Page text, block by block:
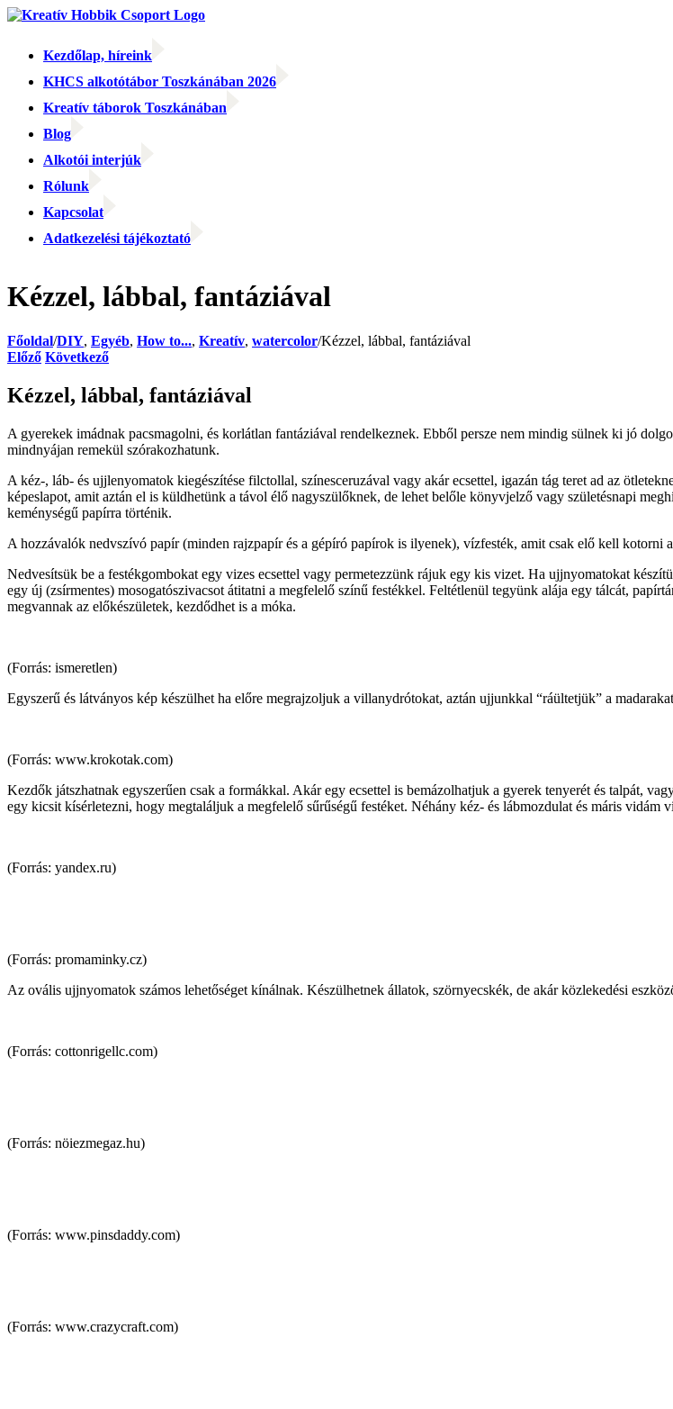
Kihagyás
Kezdőlap, híreink
KHCS alkotótábor Toszkánában 2026
Kreatív táborok Toszkánában
Blog
Alkotói interjúk
Rólunk
Kapcsolat
Adatkezelési tájékoztató
Kézzel, lábbal, fantáziával
Főoldal/DIY, Egyéb, How to..., Kreatív, watercolor/Kézzel, lábbal, fantáziával
Előző Következő
Kézzel, lábbal, fantáziával
A gyerekek imádnak pacsmagolni, és korlátlan fantáziával rendelkeznek. Ebből persze nem mindig sülnek ki jó
mindnyájan remekül szórakozhatunk.
A kéz-, láb- és ujjlenyomatok kiegészítése filctollal, színesceruzával vagy akár ecsettel, igazán tág teret ad az
képeslapot, amit aztán el is küldhetünk a távol élő nagyszülőknek, de lehet belőle könyvjelző vagy születésnapi
keménységű papírra történik.
A hozzávalók nedvszívó papír (minden rajzpapír és a gépíró papírok is ilyenek), vízfesték, amit csak elő kell kotorni
Nedvesítsük be a festékgombokat egy vizes ecsettel vagy permetezzünk rájuk egy kis vizet. Ha ujjnyomatokat
egy új (zsírmentes) mosogatószivacsot átitatni a megfelelő színű festékkel. Feltétlenül tegyünk alája egy tálcát,
megvannak az előkészületek, kezdődhet is a móka.
(Forrás: ismeretlen)
Egyszerű és látványos kép készülhet ha előre megrajzoljuk a villanydrótokat, aztán ujjunkkal “ráültetjük” a
(Forrás: www.krokotak.com)
Kezdők játszhatnak egyszerűen csak a formákkal. Akár egy ecsettel is bemázolhatjuk a gyerek tenyerét és talpát,
egy kicsit kísérletezni, hogy megtaláljuk a megfelelő sűrűségű festéket. Néhány kéz- és lábmozdulat és máris vidám
(Forrás: yandex.ru)
(Forrás: promaminky.cz)
Az ovális ujjnyomatok számos lehetőséget kínálnak. Készülhetnek állatok, szörnyecskék, de akár közlekedési
(Forrás: cottonrigellc.com)
(Forrás: nöiezmegaz.hu)
(Forrás: www.pinsdaddy.com)
(Forrás: www.crazycraft.com)